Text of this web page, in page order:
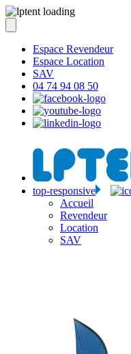
Espace Revendeur
Espace Location
SAV
04 74 94 08 50
top-responsive
Accueil
Revendeur
Location
SAV